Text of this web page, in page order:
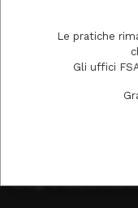
Le pratiche
Gli uffici